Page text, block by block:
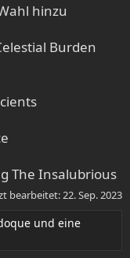
hinzu
Burden
The Insalubrious
bearbeitet:22. Sep. 2023
und eine